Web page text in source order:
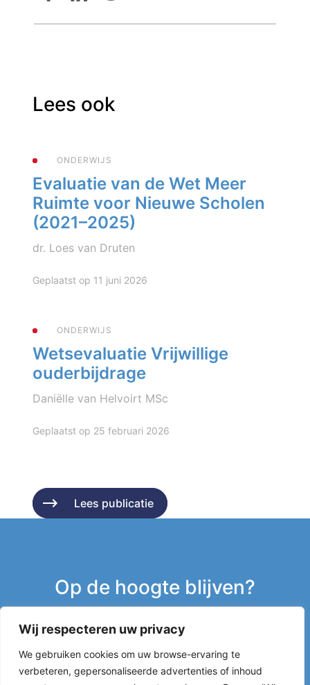
Wij respecteren uw privacy
We gebruiken cookies om uw browse-ervaring te
verbeteren, gepersonaliseerde advertenties of inhoud
Lees ook
ONDERWIJS
Evaluatie van de Wet Meer
Ruimte voor Nieuwe Scholen
(2021–2025)
dr. Loes van Druten
Geplaatst op 11 juni 2026
Lees publicatie
ONDERWIJS
Wetsevaluatie Vrijwillige
ouderbijdrage
Daniëlle van Helvoirt MSc
Geplaatst op 25 februari 2026
Lees publicatie
Op de hoogte blijven?
Inschrijven nieuwsbrief